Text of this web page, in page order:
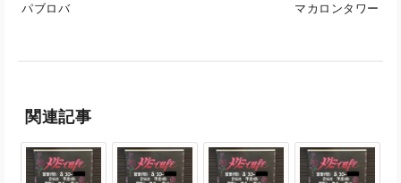
パブロバ マカロンタワー
関連記事